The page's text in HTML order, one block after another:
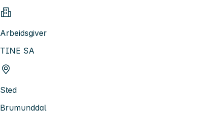
Arbeidsgiver
TINE SA
Sted
Brumunddal